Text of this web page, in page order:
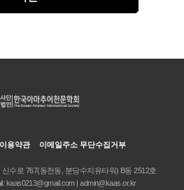
이용약관 이메일주소 무단수집거부
수로 767(동천동, 분당수지유타워) B동 2512호
kaas0213@gmail.com | admin@kaas.or.kr